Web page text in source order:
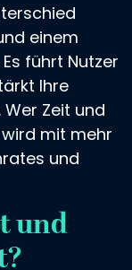
einem
führt Nutzer
Ihre
Zeit und
mit mehr
und
und